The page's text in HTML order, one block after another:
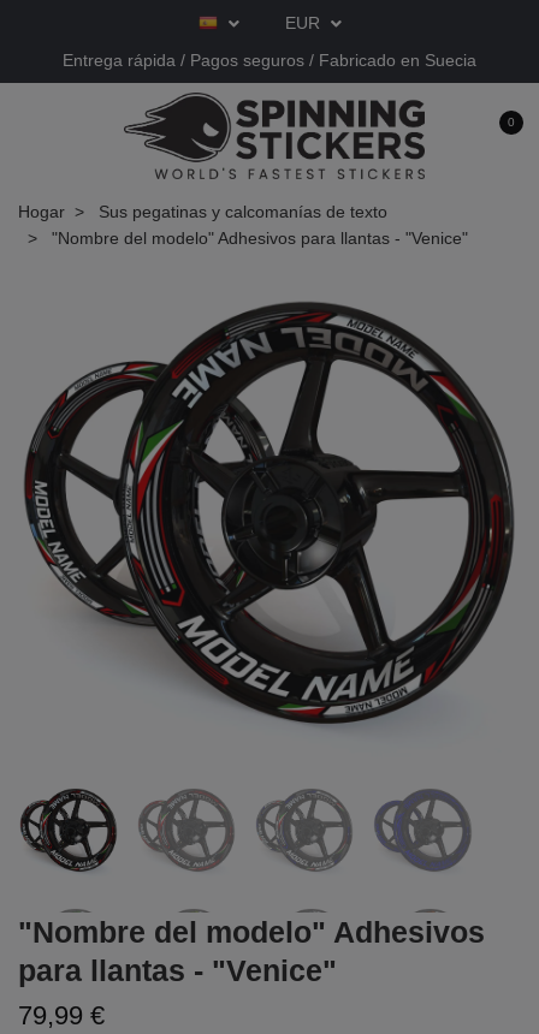
EUR
Entrega rápida / Pagos seguros / Fabricado en Suecia
0
Hogar
Sus pegatinas y calcomanías de texto
"Nombre del modelo" Adhesivos para llantas - "Venice"
"Nombre del modelo" Adhesivos
para llantas - "Venice"
79,99 €